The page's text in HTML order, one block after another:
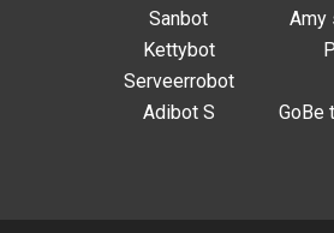
Sanbot
Amy
Kettybot
Serveerrobot
Adibot S
GoBe